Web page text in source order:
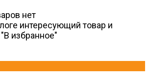
нет
интересующий товар и
избранное"